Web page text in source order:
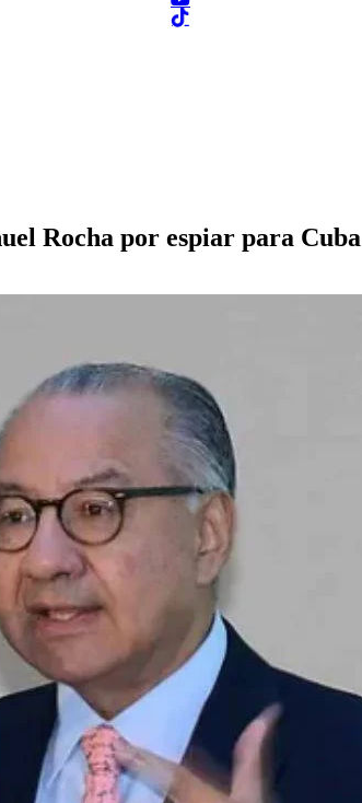
Rocha por espiar para Cuba